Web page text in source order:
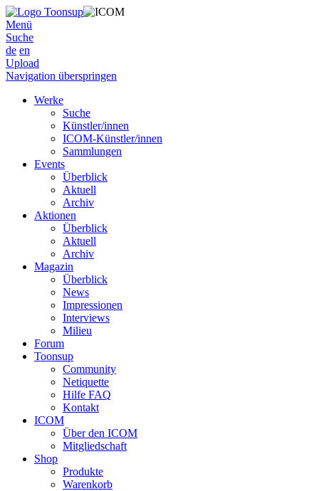
Menü
Suche
de en
Upload
Navigation überspringen
Werke
Suche
Künstler/innen
ICOM-Künstler/innen
Sammlungen
Events
Überblick
Aktuell
Archiv
Aktionen
Überblick
Aktuell
Archiv
Magazin
Überblick
News
Impressionen
Interviews
Milieu
Forum
Toonsup
Community
Netiquette
Hilfe FAQ
Kontakt
ICOM
Über den ICOM
Mitgliedschaft
Shop
Produkte
Warenkorb